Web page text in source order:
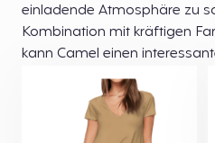
einladende Atmosphäre zu
Kombination mit kräftigen
kann Camel einen